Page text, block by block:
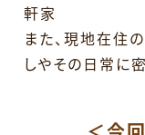
軒家
また、現地在住
しやその日常に